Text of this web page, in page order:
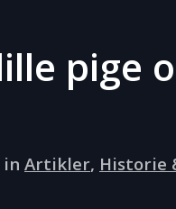
pige
in Artikler, Historie